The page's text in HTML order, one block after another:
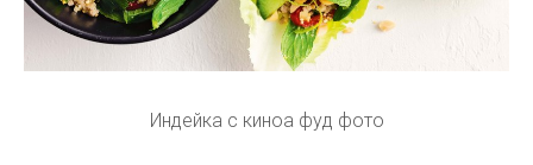
Индейка с киноа фуд фото